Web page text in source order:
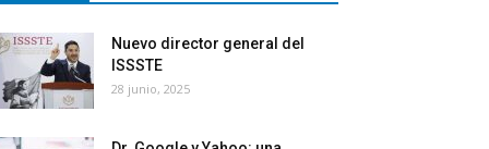
Nuevo director general del
ISSSTE
28 junio, 2025